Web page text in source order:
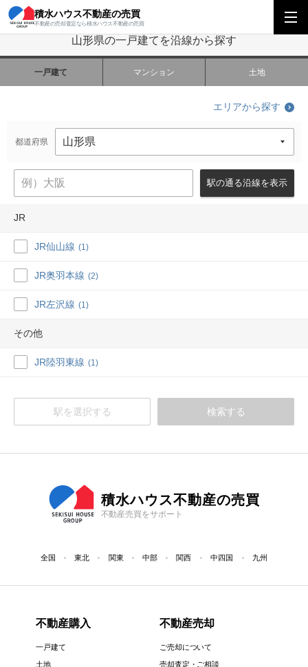
積水ハウス不動産の売買
不動産の売却査定なら積水ハウス不動産の売買
積水ハウス不動産の売買 東北エリア
山形県の一戸建てを沿線から探す
一戸建て マンション 土地
エリアから探す
都道府県
駅の通る沿線を表示
JR
JR仙山線 (1)
JR奥羽本線 (2)
JR左沢線 (1)
その他
JR陸羽東線 (1)
駅を選択する 検索する
積水ハウス不動産の売買
不動産売買をサポート
全国 東北 関東 中部 関西 中四国 九州
不動産購入
一戸建て
土地
不動産売却
ご売却について
売却査定・ご相談